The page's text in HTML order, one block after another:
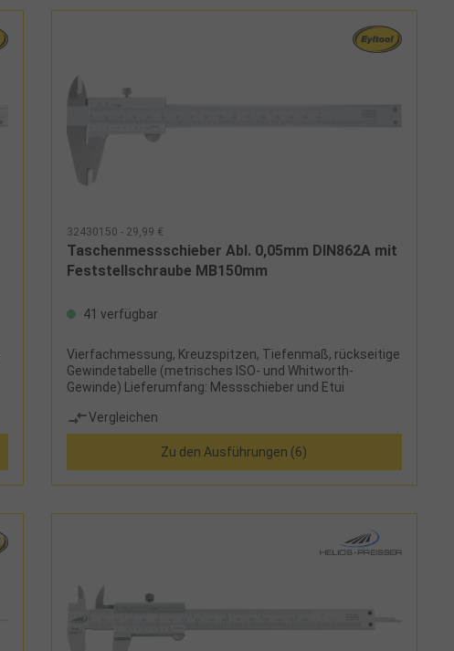
32430150 - 29,99 €
Taschenmessschieber Abl. 0,05mm DIN862A mit
Feststellschraube MB150mm
41 verfügbar
Vierfachmessung, Kreuzspitzen, Tiefenmaß, rückseitige
Gewindetabelle (metrisches ISO- und Whitworth-
Gewinde) Lieferumfang: Messschieber und Etui
Vergleichen
Zu den Ausführungen (6)